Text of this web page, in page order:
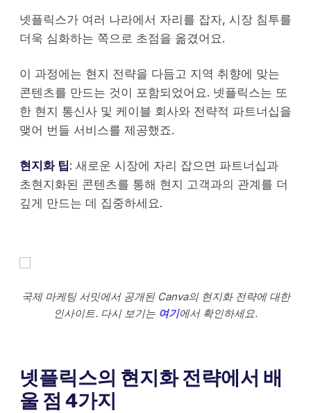
넷플릭스가 여러 나라에서 자리를 잡자, 시장 침투를
더욱 심화하는 쪽으로 초점을 옮겼어요.
이 과정에는 현지 전략을 다듬고 지역 취향에 맞는
콘텐츠를 만드는 것이 포함되었어요. 넷플릭스는 또
한 현지 통신사 및 케이블 회사와 전략적 파트너십을
맺어 번들 서비스를 제공했죠.
현지화 팁: 새로운 시장에 자리 잡으면 파트너십과
초현지화된 콘텐츠를 통해 현지 고객과의 관계를 더
깊게 만드는 데 집중하세요.
국제 마케팅 서밋에서 공개된 Canva의 현지화 전략에 대한
인사이트. 다시 보기는 여기에서 확인하세요.
넷플릭스의 현지화 전략에서 배
울 점 4가지